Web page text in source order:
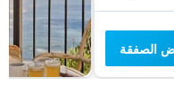
الصفقة